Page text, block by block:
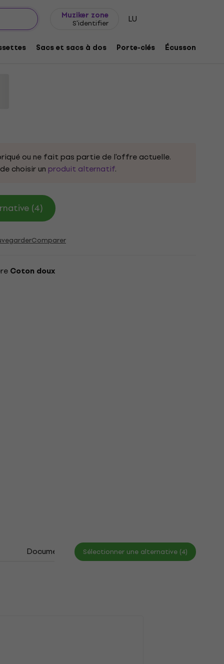
Muziker zone
S'identifier LU
Sacs et sacs à dos Porte-clés Écussons/
Logo Jump Navy Blue L T-shirt
ou ne fait pas partie de l'offre actuelle.
choisir un produit alternatif.
(4)
Comparer
Coton doux
Documents Sélectionner une alternative (4)